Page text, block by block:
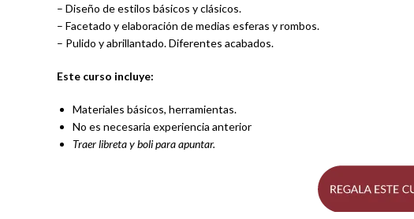
– Diseño de estilos básicos y clásicos.
– Facetado y elaboración de medias esferas y rombos.
– Pulido y abrillantado. Diferentes acabados.
Este curso incluye:
Materiales básicos, herramientas.
No es necesaria experiencia anterior
Traer libreta y boli para apuntar.